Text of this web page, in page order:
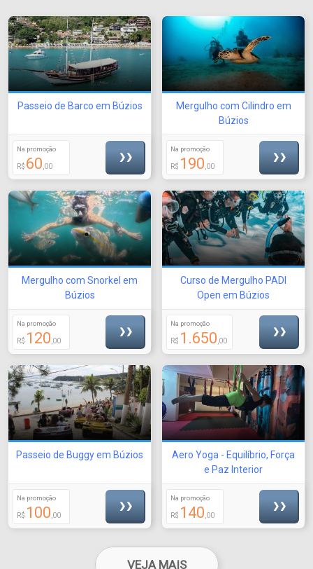
Passeio de Barco em Búzios
Na promoção
R$ 60 ,00
❯❯
Mergulho com Cilindro em
Búzios
Na promoção
R$ 190 ,00
❯❯
Mergulho com Snorkel em
Búzios
Na promoção
R$ 120 ,00
❯❯
Curso de Mergulho PADI
Open em Búzios
Na promoção
R$ 1.650 ,00
❯❯
Passeio de Buggy em Búzios
Na promoção
R$ 100 ,00
❯❯
Aero Yoga - Equilíbrio, Força
e Paz Interior
Na promoção
R$ 140 ,00
❯❯
VEJA MAIS